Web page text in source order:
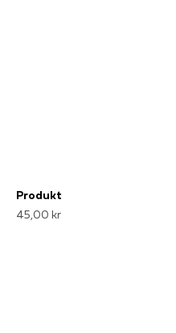
Produkt
45,00 kr